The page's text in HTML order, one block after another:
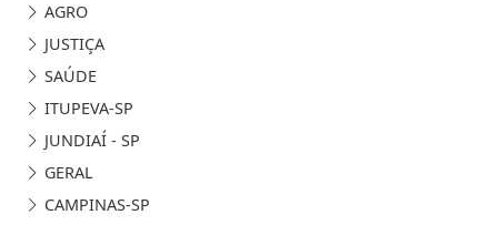
AGRO
JUSTIÇA
SAÚDE
ITUPEVA-SP
JUNDIAÍ - SP
GERAL
CAMPINAS-SP